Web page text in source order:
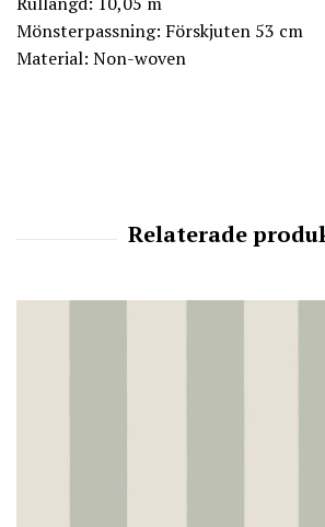
Mönsterpassning: Förskjuten 53 cm
Material: Non-woven